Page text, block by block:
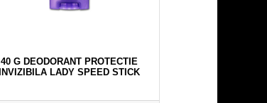
40 G DEODORANT PROTECTIE
INVIZIBILA LADY SPEED STICK